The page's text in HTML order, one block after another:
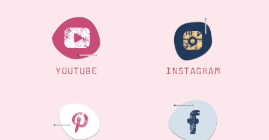
Impressum
YOUTUBE INSTAGRAM